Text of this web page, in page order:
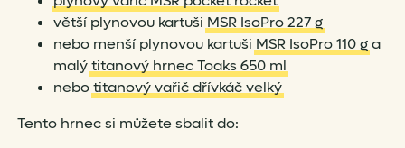
větší plynovou kartuši MSR IsoPro 227 g
nebo menší plynovou kartuši MSR IsoPro 110 ga
malýtitanový hrnec Toaks 650 ml
nebotitanový vařič dřívkáč velký
Tento hrnec si můžete sbalit do: